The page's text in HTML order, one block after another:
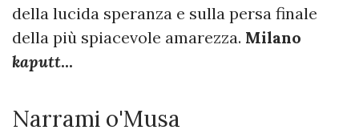
della lucida speranza e sulla persa finale
della più spiacevole amarezza. Milano
kaputt...
Narrami o'Musa